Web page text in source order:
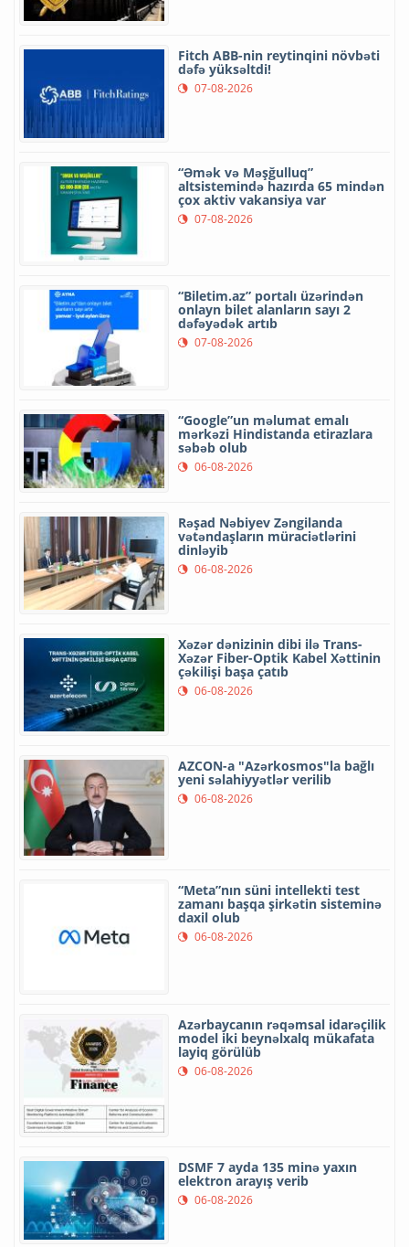
Fitch ABB-nin reytinqini növbəti
dəfə yüksəltdi!
07-08-2026
“Əmək və Məşğulluq”
altsistemində hazırda 65 mindən
çox aktiv vakansiya var
07-08-2026
“Biletim.az” portalı üzərindən
onlayn bilet alanların sayı 2
dəfəyədək artıb
07-08-2026
“Google”un məlumat emalı
mərkəzi Hindistanda etirazlara
səbəb olub
06-08-2026
Rəşad Nəbiyev Zəngilanda
vətəndaşların müraciətlərini
dinləyib
06-08-2026
Xəzər dənizinin dibi ilə Trans-
Xəzər Fiber-Optik Kabel Xəttinin
çəkilişi başa çatıb
06-08-2026
AZCON-a "Azərkosmos"la bağlı
yeni səlahiyyətlər verilib
06-08-2026
“Meta”nın süni intellekti test
zamanı başqa şirkətin sisteminə
daxil olub
06-08-2026
Azərbaycanın rəqəmsal idarəçilik
model iki beynəlxalq mükafata
layiq görülüb
06-08-2026
DSMF 7 ayda 135 minə yaxın
elektron arayış verib
06-08-2026